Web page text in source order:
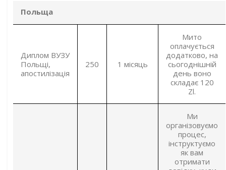
Польща
Диплом ВУЗУ
Польщі,
апостилізація
250 1 місяць
Мито
оплачується
додатково, на
сьогоднішній
день воно
складає 120
Zl.
Ми
організовуємо
процес,
інструктуємо
як вам
отримати